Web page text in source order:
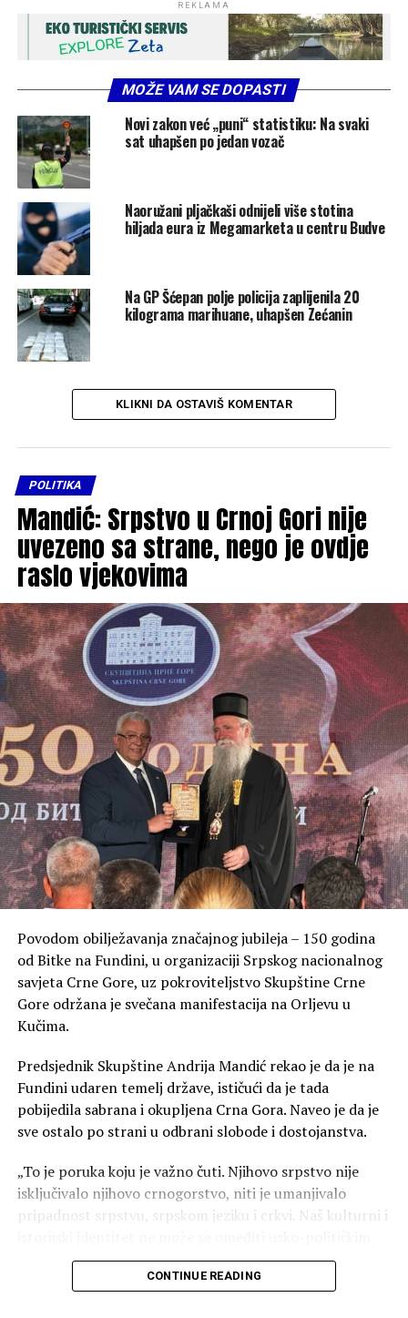
REKLAMA
MOŽE VAM SE DOPASTI
Novi zakon već „puni“ statistiku: Na svaki
sat uhapšen po jedan vozač
Naoružani pljačkaši odnijeli više stotina
hiljada eura iz Megamarketa u centru Budve
Na GP Šćepan polje policija zaplijenila 20
kilograma marihuane, uhapšen Zećanin
KLIKNI DA OSTAVIŠ KOMENTAR
POLITIKA
Mandić: Srpstvo u Crnoj Gori nije
uvezeno sa strane, nego je ovdje
raslo vjekovima
Povodom obilježavanja značajnog jubileja – 150 godina
od Bitke na Fundini, u organizaciji Srpskog nacionalnog
savjeta Crne Gore, uz pokroviteljstvo Skupštine Crne
Gore održana je svečana manifestacija na Orljevu u
Kučima.
Predsjednik Skupštine Andrija Mandić rekao je da je na
Fundini udaren temelj države, ističući da je tada
pobijedila sabrana i okupljena Crna Gora. Naveo je da je
sve ostalo po strani u odbrani slobode i dostojanstva.
„To je poruka koju je važno čuti. Njihovo srpstvo nije
isključivalo njihovo crnogorstvo, niti je umanjivalo
pripadnost srpstvu, srpskom jeziku i crkvi. Naš kulturni i
granicama. Niko nema monopol na srpsko nasljeđe.
Srpstvo u Crnoj Gori nije uvezeno sa strane, nego je
CONTINUE READING